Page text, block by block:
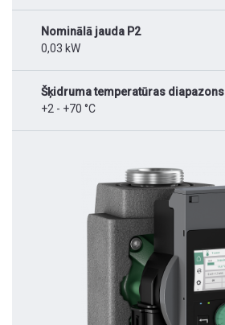
Nominālā jauda P2
0,03 kW
Šķidruma temperatūras diapazons
+2 - +70 °C